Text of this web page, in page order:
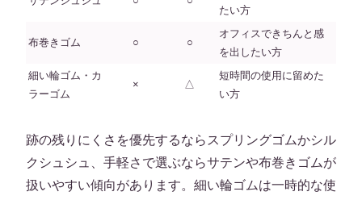
たい方
布巻きゴム ○ ○
オフィスできちんと感
を出したい方
細い輪ゴム・カ
ラーゴム
× △
短時間の使用に留めた
い方
跡の残りにくさを優先するならスプリングゴムかシル
クシュシュ、手軽さで選ぶならサテンや布巻きゴムが
扱いやすい傾向があります。細い輪ゴムは一時的な使